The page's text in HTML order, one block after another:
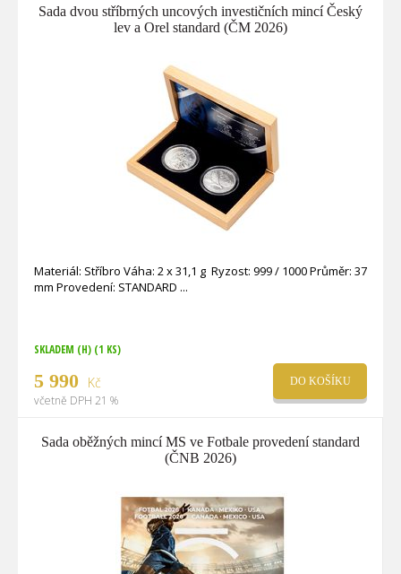
Sada dvou stříbrných uncových investičních mincí Český
lev a Orel standard (ČM 2026)
Materiál: Stříbro Váha: 2 x 31,1 g Ryzost: 999 / 1000 Průměr: 37
mm Provedení: STANDARD
SKLADEM (H) (1 KS)
5 990 Kč
včetně DPH 21 %
DO KOŠÍKU
Sada oběžných mincí MS ve Fotbale provedení standard
(ČNB 2026)